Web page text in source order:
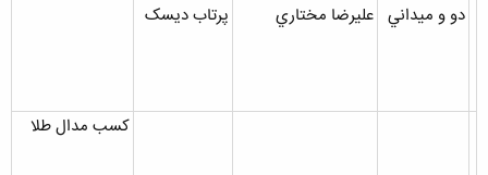
دو و ميداني عليرضا مختاري پرتاب ديسک
کسب مدال طلا